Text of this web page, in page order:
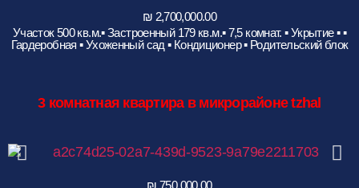
‏2,700,000.00 ₪
▪︎ Участок 500 кв.м.▪ Застроенный 179 кв.м.▪ 7,5 комнат. ▪︎ Укрытие ▪︎
Гардеробная ▪︎ Ухоженный сад ▪︎ Кондиционер ▪︎ Родительский блок
комнатная квартира в микрорайоне tzhal
3
‏750,000.00 ₪